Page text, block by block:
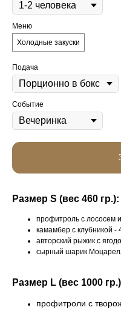
Меню
Холодные закуски
Подача
Событие
Размер S (вес 460 гр.):
профитроль с лососем
камамбер с клубникой -
авторский рыжик с
сырный шарик
Размер L (вес 1000
профитроли с